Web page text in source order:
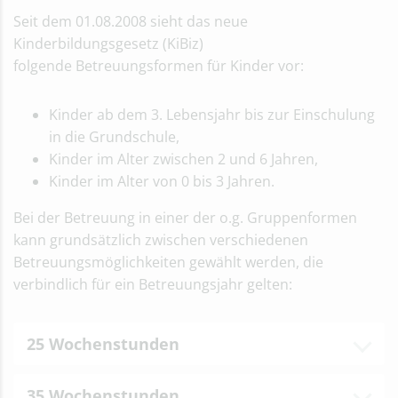
Seit dem 01.08.2008 sieht das neue
Kinderbildungsgesetz (KiBiz)
folgende Betreuungsformen für Kinder vor:
Kinder ab dem 3. Lebensjahr bis zur Einschulung
in die Grundschule,
Kinder im Alter zwischen 2 und 6 Jahren,
Kinder im Alter von 0 bis 3 Jahren.
Bei der Betreuung in einer der o.g. Gruppenformen
kann grundsätzlich zwischen verschiedenen
Betreuungsmöglichkeiten gewählt werden, die
verbindlich für ein Betreuungsjahr gelten:
25 Wochenstunden